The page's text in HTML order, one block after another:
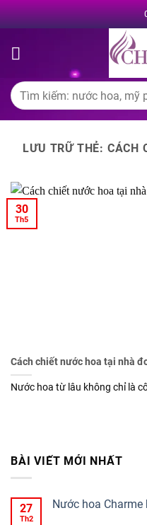
Chuyển
đến
dung
Tìm
kiếm:
LƯU TRỮ THẺ: CÁCH
Cách chiết nước hoa tại nhà
Nước hoa từ lâu không chỉ là
30
Th5
BÀI VIẾT MỚI NHẤT
27
Th2
Nước hoa